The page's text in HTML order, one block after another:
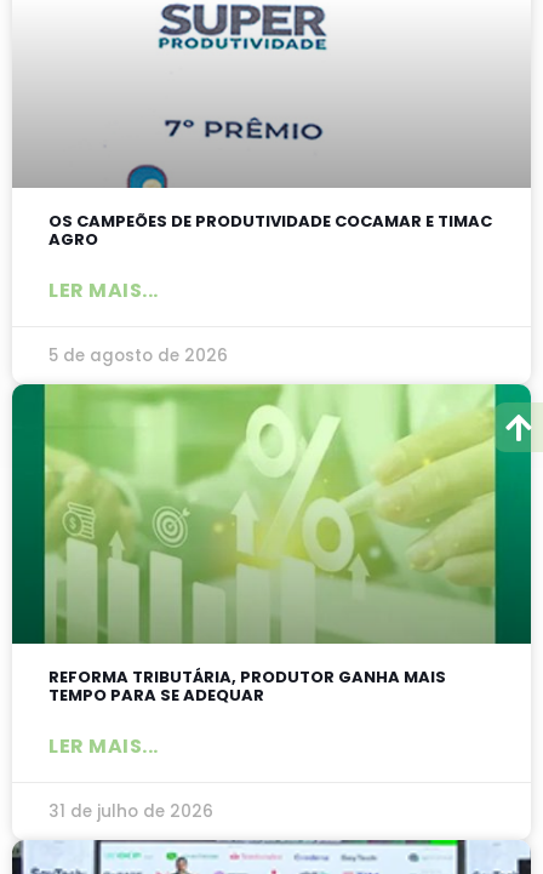
OS CAMPEÕES DE PRODUTIVIDADE COCAMAR E TIMAC
AGRO
LER MAIS...
5 de agosto de 2026
REFORMA TRIBUTÁRIA, PRODUTOR GANHA MAIS
TEMPO PARA SE ADEQUAR
LER MAIS...
31 de julho de 2026